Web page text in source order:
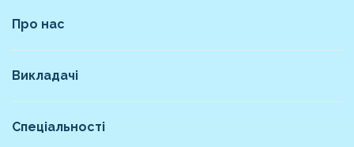
Про нас
Викладачі
Спеціальності